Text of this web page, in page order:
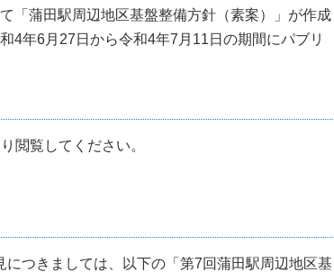
「蒲田駅周辺地区基盤整備方針（素案）」が作成
4年6月27日から令和4年7月11日の期間にパブリ
閲覧してください。
つきましては、以下の「第7回蒲田駅周辺地区基